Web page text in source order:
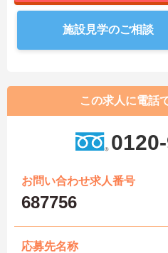
施設見学のご相談
この求人に電話
お問い合わせ求人番号
687756
応募先名称